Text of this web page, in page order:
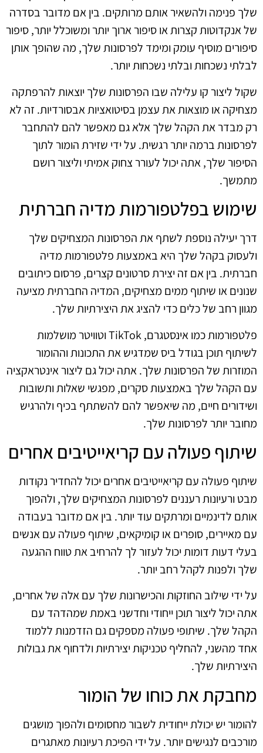
שלך פנימה ולהשאיר אותם מרותקים. בין אם מדובר בסדרה
של אנקדוטות קצרות או סיפור ארוך יותר ומשוכלל יותר, סיפור
סיפורים מוסיף עומק ומימד לפרסונות שלך, מה שהופך אותן
לבלתי נשכחות ובלתי נשכחות יותר.
שקול ליצור קו עלילה שבו הפרסונות שלך יוצאות להרפתקה
מצחיקה או מוצאות את עצמן בסיטואציות אבסורדיות. זה לא
רק מבדר את הקהל שלך אלא גם מאפשר להם להתחבר
לפרסונות ברמה יותר רגשית. על ידי שזירת הומור לתוך
הסיפור שלך, אתה יכול לעורר צחוק אמיתי וליצור רושם
מתמשך.
שימוש בפלטפורמות מדיה חברתית
דרך יעילה נוספת לשתף את הפרסונות המצחיקים שלך
ולעסוק בקהל שלך היא באמצעות פלטפורמות מדיה
חברתית. בין אם זה יצירת סרטונים קצרים, פרסום כיתובים
שנונים או שיתוף ממים מצחיקים, המדיה החברתית מציעה
מגוון רחב של כלים כדי להציג את היצירתיות שלך.
פלטפורמות כמו אינסטגרם, TikTok וטוויטר מושלמות
לשיתוף תוכן בגודל ביס שמדגיש את התכונות וההומור
המוזרות של הפרסונות שלך. אתה יכול גם ליצור אינטראקציה
עם הקהל שלך באמצעות סקרים, מפגשי שאלות ותשובות
ושידורים חיים, מה שיאפשר להם להשתתף בכיף ולהרגיש
מחובר יותר לפרסונות שלך.
שיתוף פעולה עם קריאייטיבים אחרים
שיתוף פעולה עם קריאייטיבים אחרים יכול להחדיר נקודות
מבט ורעיונות רעננים לפרסונות המצחיקים שלך, ולהפוך
אותם לדינמיים ומרתקים עוד יותר. בין אם מדובר בעבודה
עם מאיירים, סופרים או קומיקאים, שיתוף פעולה עם אנשים
בעלי דעות דומות יכול לעזור לך להרחיב את טווח ההגעה
שלך ולפנות לקהל רחב יותר.
על ידי שילוב החוזקות והכישרונות שלך עם אלה של אחרים,
אתה יכול ליצור תוכן ייחודי וחדשני באמת שמהדהד עם
הקהל שלך. שיתופי פעולה מספקים גם הזדמנות ללמוד
אחד מהשני, להחליף טכניקות יצירתיות ולדחוף את גבולות
היצירתיות שלך.
מחבקת את כוחו של הומור
להומור יש יכולת ייחודית לשבור מחסומים ולהפוך מושגים
מורכבים לנגישים יותר. על ידי הפיכת רעיונות מאתגרים